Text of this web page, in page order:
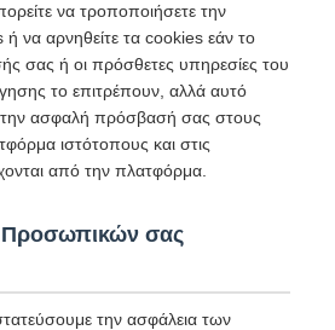
να τροποποιήσετε την
να αρνηθείτε τα cookies εάν το
σας ή οι πρόσθετες υπηρεσίες του
το επιτρέπουν, αλλά αυτό
την ασφαλή πρόσβασή σας στους
ιστότοπους και στις
από την πλατφόρμα.
Προσωπικών σας
την ασφάλεια των